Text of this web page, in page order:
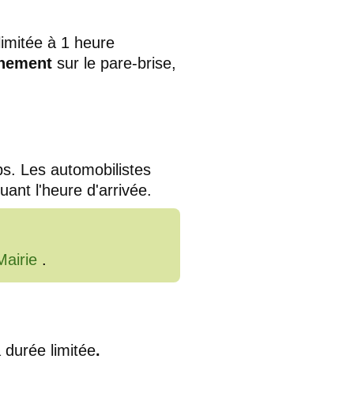
à 1 heure
sur le pare-brise,
Les automobilistes
l'heure d'arrivée.
.
limitée.